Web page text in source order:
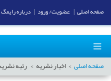
صفحه اصلی اخبار نشریه رتبه نشریه
صفحه اصلی عضویت/ ورود درباره رایمگ